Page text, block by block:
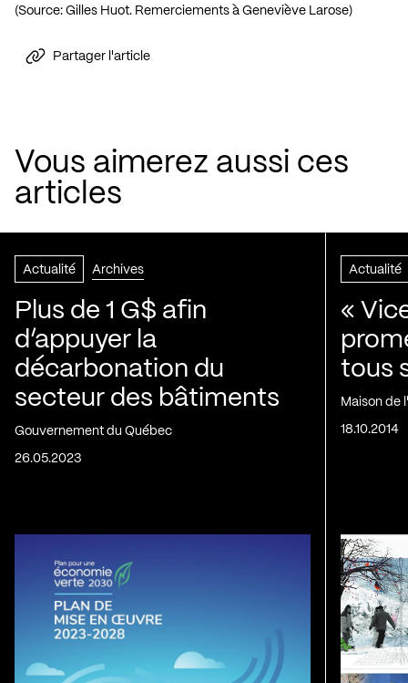
(Source: Gilles Huot. Remerciements à Geneviève Larose)
Partager l'article
Vous aimerez aussi ces
articles
Actualité Archives
Plus de 1 G$ afin
d’appuyer la
décarbonation du
secteur des bâtiments
Gouvernement du Québec
26.05.2023
Actualité
«
tous
Maison de
18.10.2014